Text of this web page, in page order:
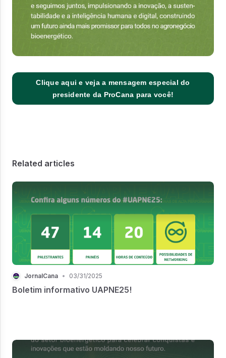
Clique aqui e veja a mensagem especial do
presidente da ProCana para você!
Related articles
JornalCana • 03/31/2025
Boletim informativo UAPNE25!